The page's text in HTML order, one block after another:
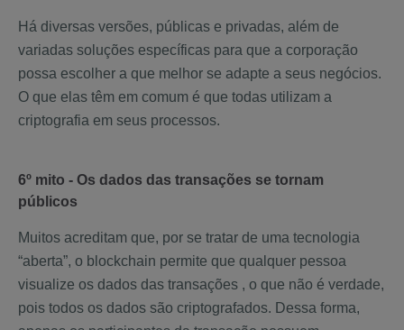
Há diversas versões, públicas e privadas, além de
variadas soluções específicas para que a corporação
possa escolher a que melhor se adapte a seus negócios.
O que elas têm em comum é que todas utilizam a
criptografia em seus processos.
6º mito - Os dados das transações se tornam
públicos
Muitos acreditam que, por se tratar de uma tecnologia
“aberta”, o blockchain permite que qualquer pessoa
visualize os dados das transações , o que não é verdade,
pois todos os dados são criptografados. Dessa forma,